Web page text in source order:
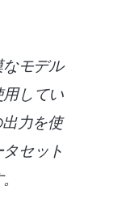
モデル
してい
力を使
セット